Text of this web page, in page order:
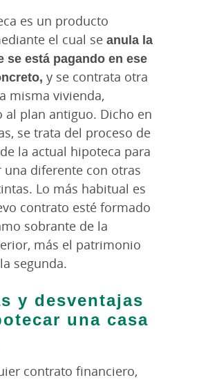
es un producto
el cual se anula la
se está pagando en ese
y se contrata otra
misma vivienda,
al plan antiguo. Dicho en
se trata del proceso de
la actual hipoteca para
diferente con otras
Lo más habitual es
contrato esté formado
sobrante de la
más el patrimonio
segunda.
y desventajas
una casa
contrato financiero,